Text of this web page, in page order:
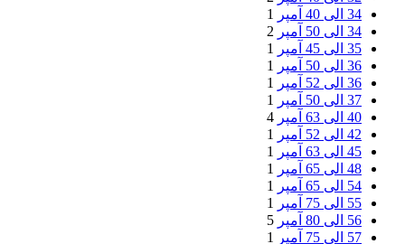
34 الی 40 آمپر
1
34 الی 50 آمپر
2
35 الی 45 آمپر
1
36 الی 50 آمپر
1
36 الی 52 آمپر
1
37 الی 50 آمپر
1
40 الی 63 آمپر
4
42 الی 52 آمپر
1
45 الی 63 آمپر
1
48 الی 65 آمپر
1
54 الی 65 آمپر
1
55 الی 75 آمپر
1
56 الی 80 آمپر
5
57 الی 75 آمپر
1